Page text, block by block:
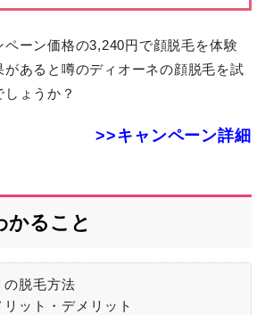
ペーン価格の3,240円で顔脱毛を体験
があると噂のディオーネの顔脱毛を試
ょうか？
>>キャンペーン詳細
かること
の脱毛方法
ット・デメリット